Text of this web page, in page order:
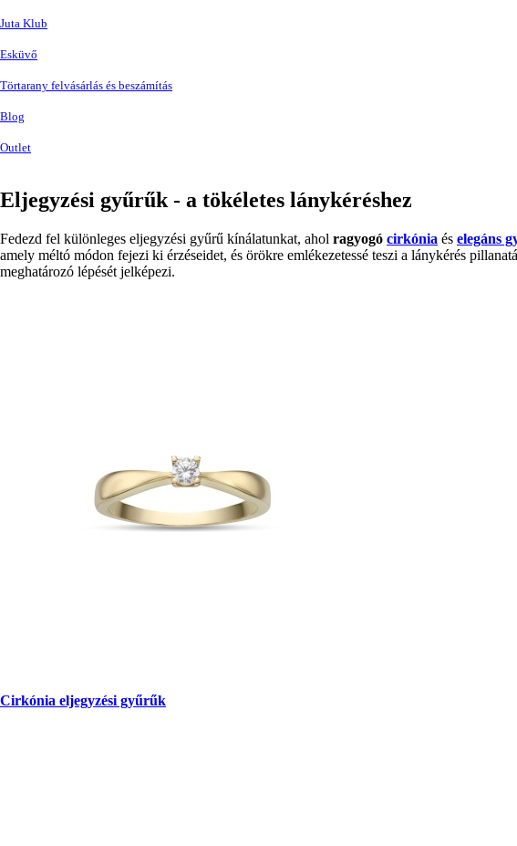
Juta Klub
Esküvő
Törtarany felvásárlás és beszámítás
Blog
Outlet
Eljegyzési gyűrűk - a tökéletes lánykéréshez
Fedezd fel különleges eljegyzési gyűrű kínálatunkat, ahol ragyogó cirkónia és elegáns
amely méltó módon fejezi ki érzéseidet, és örökre emlékezetessé teszi a lánykérés
meghatározó lépését jelképezi.
Cirkónia eljegyzési gyűrűk